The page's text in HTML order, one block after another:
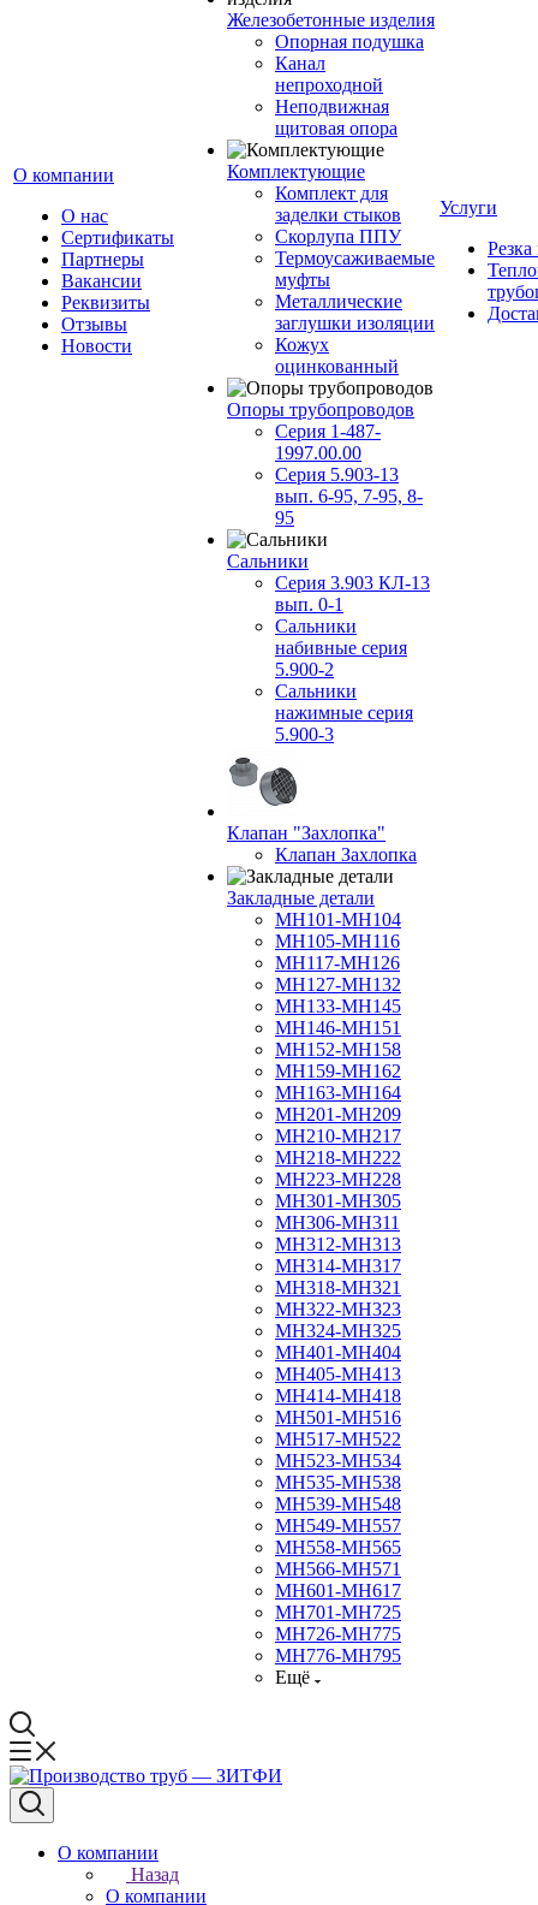
О компании
О нас
Сертификаты
Партнеры
Вакансии
Реквизиты
Отзывы
Новости
Железобетонные изделия
Опорная подушка
Канал
непроходной
Неподвижная
щитовая опора
Комплектующие
Комплект для
заделки стыков
Скорлупа ППУ
Термоусаживаемые
муфты
Металлические
заглушки изоляции
Кожух
оцинкованный
Опоры трубопроводов
Серия 1-487-
1997.00.00
Серия 5.903-13
вып. 6-95, 7-95, 8-
95
Сальники
Серия 3.903 КЛ-13
вып. 0-1
Сальники
набивные серия
5.900-2
Сальники
нажимные серия
5.900-3
Клапан "Захлопка"
Клапан Захлопка
Закладные детали
МН101-МН104
МН105-МН116
МН117-МН126
МН127-МН132
МН133-МН145
МН146-МН151
МН152-МН158
МН159-МН162
МН163-МН164
МН201-МН209
МН210-МН217
МН218-МН222
МН223-МН228
МН301-МН305
МН306-МН311
МН312-МН313
МН314-МН317
МН318-МН321
МН322-МН323
МН324-МН325
МН401-МН404
МН405-МН413
МН414-МН418
МН501-МН516
МН517-МН522
МН523-МН534
МН535-МН538
МН539-МН548
МН549-МН557
МН558-МН565
МН566-МН571
МН601-МН617
МН701-МН725
МН726-МН775
МН776-МН795
Ещё
Услуги
Резка
О компании
Назад
О компании